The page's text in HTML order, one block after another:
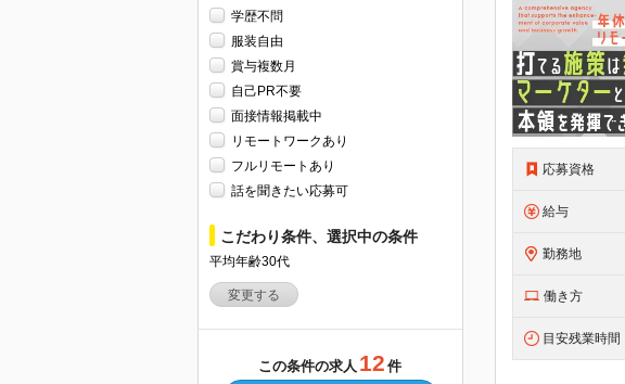
学歴不問
服装自由
賞与複数月
自己PR不要
面接情報掲載中
リモートワークあり
フルリモートあり
話を聞きたい応募可
こだわり条件、選択中の条件
平均年齢30代
変更する
この条件の求人 12 件
応募資格
給与
勤務地
働き方
目安残業時間